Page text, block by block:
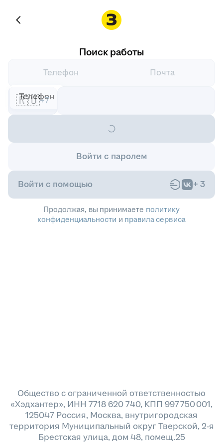
Поиск работы
Телефон
Телефон
Почта
🇷🇺+7
Войти с паролем
Войти с помощью + 3
Продолжая, вы принимаете политику
конфиденциальности и правила сервиса
Общество с ограниченной ответственностью
«Хэдхантер», ИНН 7718 620 740, КПП 997 750 001,
125047 Россия, Москва, внутригородская
территория Муниципальный округ Тверской, 2-я
Брестская улица, дом 48, помещ.25